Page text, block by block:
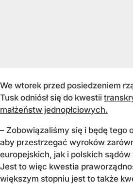
We wtorek przed posiedzeniem
Tusk odniósł się do kwestii
małżeństw jednopłciowych.
– Zobowiązaliśmy się i będę tego
aby przestrzegać wyroków
europejskich, jak i polskich
Jest to więc kwestia
większym stopniu jest to także